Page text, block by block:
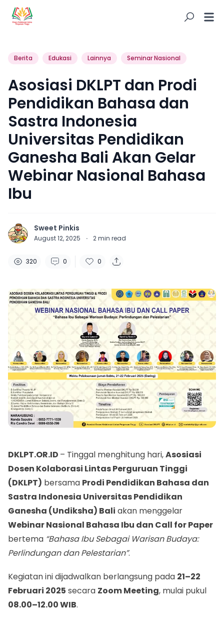
Berita Edukasi Lainnya Seminar Nasional
Asosiasi DKLPT dan Prodi
Pendidikan Bahasa dan
Sastra Indonesia
Universitas Pendidikan
Ganesha Bali Akan Gelar
Webinar Nasional Bahasa
Ibu
Sweet Pinkis
August 12, 2025 · 2min read
320 0 0
DKLPT.OR.ID – Tinggal menghitung hari,Asosiasi
Dosen Kolaborasi Lintas Perguruan Tinggi
(DKLPT) bersama Prodi Pendidikan Bahasa dan
Sastra Indonesia Universitas Pendidikan
Ganesha (Undiksha) Bali akan menggelar
Webinar Nasional Bahasa Ibu dan Call for Paper
bertema “Bahasa Ibu Sebagai Warisan Budaya:
Perlindungan dan Pelestarian”.
Kegiatan ini dijadwalkan berlangsung pada 21–22
Februari 2025 secara Zoom Meeting, mulai pukul
08.00–12.00 WIB.